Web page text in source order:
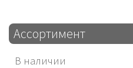
Ассортимент
В наличии